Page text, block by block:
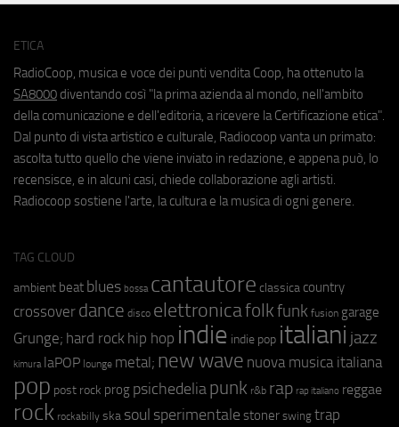
ETICA
RadioCoop, musica e voce dei punti vendita Coop, ha ottenuto la
SA8000 diventando così "la prima azienda al mondo, nell'ambito
della comunicazione e dell'editoria, a ricevere la Certificazione etica".
Dal punto di vista artistico e culturale, Radiocoop vanta un primato:
ascolta tutto quello che viene inviato in redazione, e appena può, lo
recensisce, e in alcuni casi, chiede collaborazione agli artisti.
Radiocoop sostiene l'arte, la cultura e la musica di ogni genere.
TAG CLOUD
ambient beat blues bossa cantautore classica country
crossover dance disco elettronicafolkfunk fusion garage
Grunge; hard rock hip hop indie indie pop italiani jazz
kimura laPOP lounge metal; new wave nuova musica italiana
pop post rock prog psichedeliapunk r&b rap rap italiano reggae
rock rockabilly ska soul sperimentale stoner swing trap